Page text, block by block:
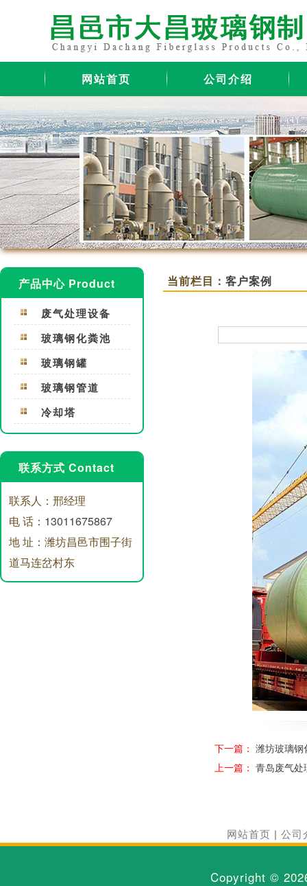
网站首页 公司介绍
产品中心 Product
废气处理设备
玻璃钢化粪池
玻璃钢罐
玻璃钢管道
冷却塔
联系方式 Contact
联系人：邢经理
电 话： 13011675867
地 址：潍坊昌邑市围子街
道马连岔村东
当前栏目： 客户案例
下一篇： 潍坊玻璃钢
上一篇： 青岛废气处
网站首页 | 公司
Copyright ©